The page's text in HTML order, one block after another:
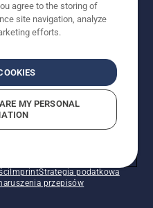
ImprintStrategia podatkowa
przepisów
agree to the storing of
site navigation, analyze
efforts.
MY PERSONAL